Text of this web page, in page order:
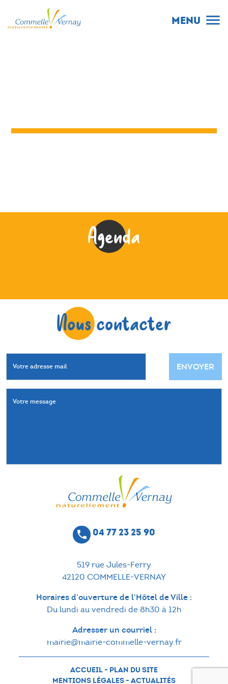
MENU menu
Agenda
Nous contacter
Votre adresse mail ENVOYER
Votre message
phone 04 77 23 25 90
519 rue Jules-Ferry
42120 COMMELLE-VERNAY
Horaires d’ouverture de l’Hôtel de Ville :
Du lundi au vendredi de 8h30 à 12h
Adresser un courriel :
mairie@mairie-commelle-vernay.fr
ACCUEIL- PLAN DU SITE
MENTIONS LÉGALES- ACTUALITÉS